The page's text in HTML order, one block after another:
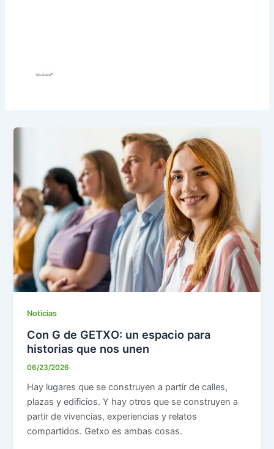
Noticias
Con G de GETXO: un espacio para
historias que nos unen
06/23/2026
Hay lugares que se construyen a partir de calles,
plazas y edificios. Y hay otros que se construyen a
partir de vivencias, experiencias y relatos
compartidos. Getxo es ambas cosas.